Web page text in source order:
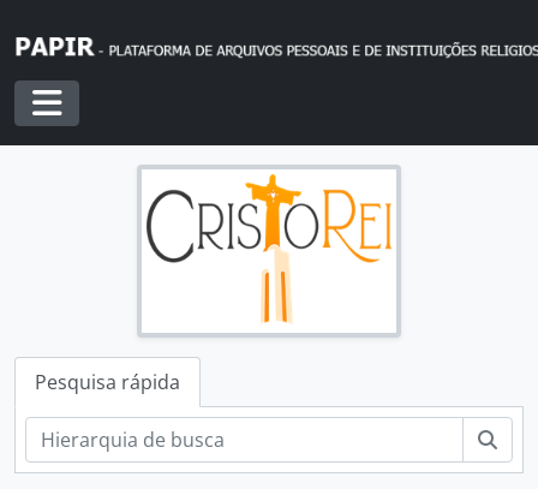
Toggle navigation
Pesquisa rápida